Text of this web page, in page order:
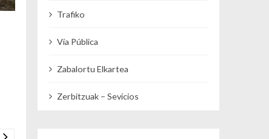
Trafiko
Vía Pública
Zabalortu Elkartea
Zerbitzuak – Sevicios